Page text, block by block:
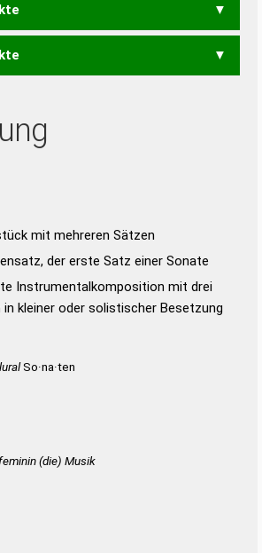
OSTE
TANSE
TAO
NEST NETS
mit mehreren Sätzen
der erste Satz einer Sonate
Instrumentalkomposition mit drei
in kleiner oder solistischer Besetzung
So·na·ten
(die) Musik